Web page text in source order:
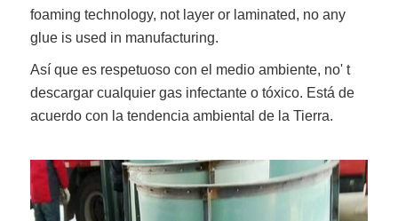
foaming technology, not layer or laminated, no any
glue is used in manufacturing.
Así que es respetuoso con el medio ambiente, no' t
descargar cualquier gas infectante o tóxico. Está de
acuerdo con la tendencia ambiental de la Tierra.